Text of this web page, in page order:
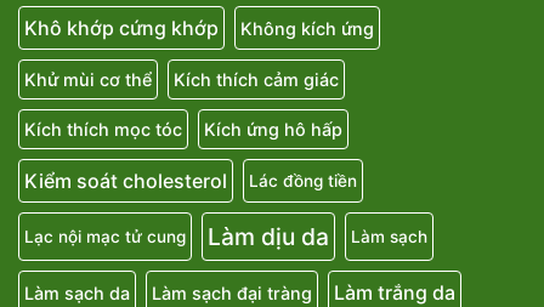
Khô khớp cứng khớp Không kích ứng
Khử mùi cơ thể Kích thích cảm giác
Kích thích mọc tóc Kích ứng hô hấp
Kiểm soát cholesterol Lác đồng tiền
Lạc nội mạc tử cung Làm dịu da Làm sạch
Làm sạch da Làm sạch đại tràng Làm trắng da